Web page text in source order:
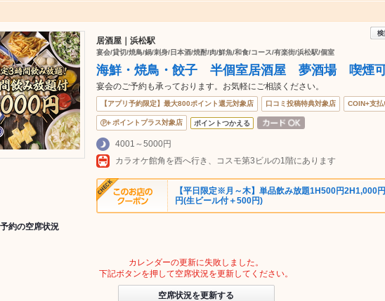
居酒屋｜浜松駅
宴会/貸切/焼鳥/鍋/刺身/日本酒/焼酎/肉/鮮魚/和食/コース/有楽街/浜松駅/個室
海鮮・焼鳥・餃子 半個室居酒屋 夢酒場 喫煙
宴会のご予約も承っております。お気軽にご相談ください。
【アプリ予約限定】最大800ポイント還元対象店 口コミ投稿特典対象店 COIN+支払
ポイントプラス対象店 ポイントつかえる
4001～5000円
カラオケ館角を西へ行き、コスモ第3ビルの1階にあります
【平日限定※月～木】単品飲み放題1H500円2H1,000
円(生ビール付＋500円)
約の空席状況
カレンダーの更新に失敗しました。
下記ボタンを押して空席状況を更新してください。
空席状況を更新する